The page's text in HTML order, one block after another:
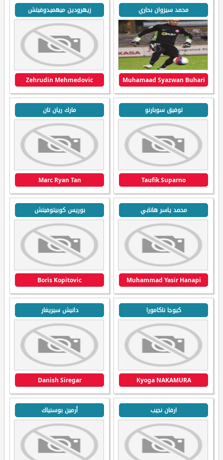
محمد سيزوان بحاري
Muhamaad Syazwan Buhari
زيهرودين ميهميدوفيتش
Zehrudin Mehmedovic
توفيق سوبارنو
Taufik Suparno
مارك ريان تان
Marc Ryan Tan
محمد ياسر هانابي
Muhammad Yasir Hanapi
بوريس كوبيتوفيتش
Boris Kopitovic
كيوجا ناكامورا
Kyoga NAKAMURA
دانيش سيريغار
Danish Siregar
ارفان نجيب أرمين بوسنياك